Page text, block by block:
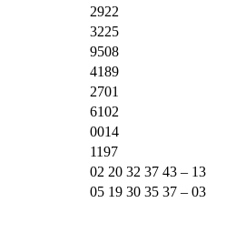
2922
3225
9508
4189
2701
6102
0014
1197
02 20 32 37 43 – 13
05 19 30 35 37 – 03